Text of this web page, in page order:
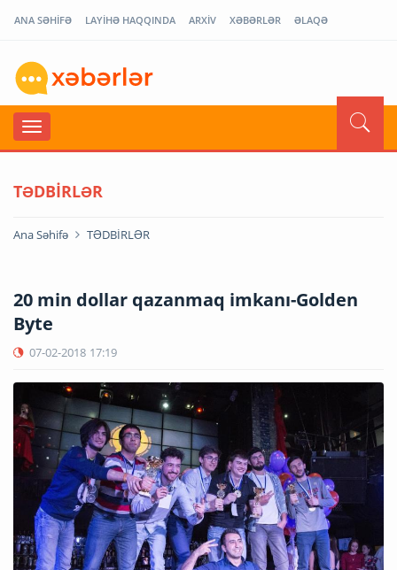
ANA SƏHİFƏ LAYİHƏ HAQQINDA ARXİV XƏBƏRLƏR ƏLAQƏ
TƏDBİRLƏR
Ana Səhifə TƏDBİRLƏR
20 min dollar qazanmaq imkanı-Golden
Byte
07-02-2018 17:19